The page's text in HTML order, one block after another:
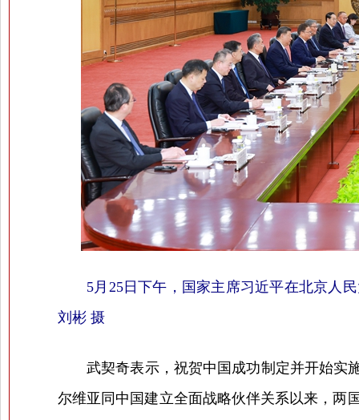
5月25日下午，国家主席习近平在北京人
刘彬 摄
武契奇表示，祝贺中国成功制定并开始实施
尔维亚同中国建立全面战略伙伴关系以来，两